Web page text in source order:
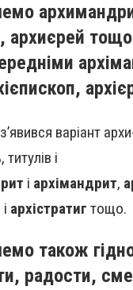
архиєрей
варіант
і
і архімандрит,
і архістратиг тощо.
також
радости,